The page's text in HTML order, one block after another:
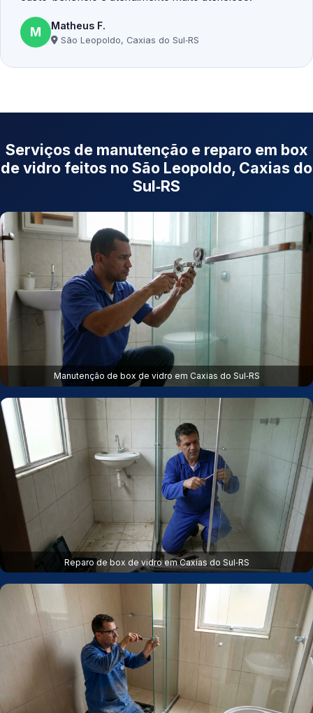
M Matheus F.
São Leopoldo, Caxias do Sul‑RS
Serviços de manutenção e reparo em box
de vidro feitos no São Leopoldo, Caxias do
Sul‑RS
Manutenção de box de vidro em Caxias do Sul‑RS
Reparo de box de vidro em Caxias do Sul‑RS